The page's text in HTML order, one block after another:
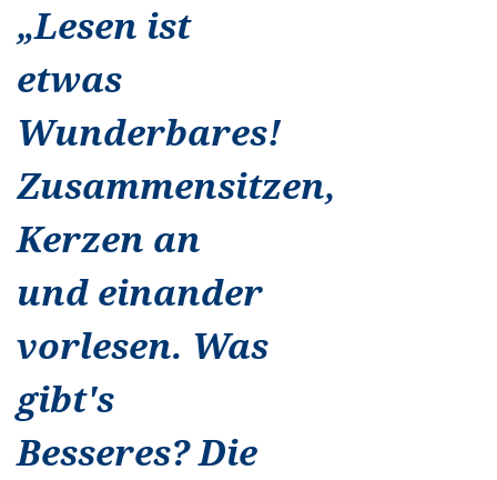
„Lesen ist
etwas
Wunderbares!
Zusammensitzen,
Kerzen an
und einander
vorlesen. Was
gibt's
Besseres? Die